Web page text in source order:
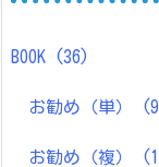
BOOK (36)
お勧め（単）
お勧め（複）